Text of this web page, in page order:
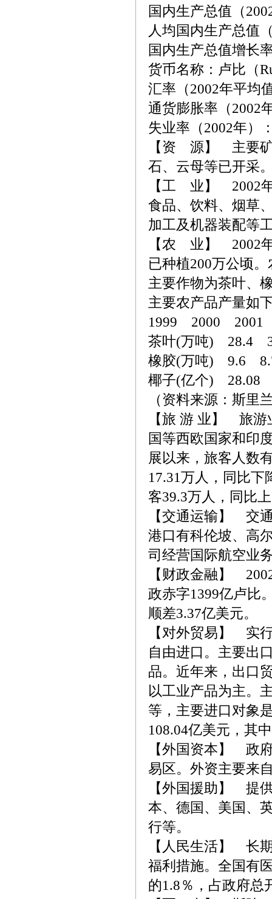
国内生产总值（
人均国内生产总值
国内生产总值增长
货币名称：卢比（
汇率（2002年平均
通货膨胀率（2002
失业率（2002年）
【资 源】 主要矿
石、云母等已开采
【工 业】 2002年
食品、饮料、烟草
加工及机器装配等
【农 业】 2002年
已种植200万公顷
主要作物为茶叶、
主要农产品产量如
1999 2000 2001
茶叶(万吨) 28.4
橡胶(万吨) 9.6
椰子(亿个)
（资料来源：斯里
【旅 游 业】 旅游
国等西欧国家和印
展以来，旅客人数
17.31万人，同比下
客39.3万人，同比
【交通运输】 交
港口有科伦坡、高
司经营国际航空业
【财政金融】
政赤字1399亿卢比
顺差3.37亿美元。
【对外贸易】 实
自由进口。主要出
品。近年来，出口
以工业产品为主。
等，主要进口对象
108.04亿美元，其
【外国资本】 政
易区。外资主要来
【外国援助】 提
本、德国、美国、
行等。
【人民生活】 长
福利措施。全国有
的1.8％，占政府总